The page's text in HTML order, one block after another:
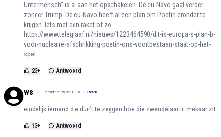
Untermensch" is al aan het opschakelen. De eu-Navo gaat verder
zonder Trump. De eu-Navo heeft al een plan om Poetin eronder te
krijgen. Iets met een raket of zo. . . . . . .
https://www.telegraaf.nl/nieuws/1223464590/dit-is-europa-s-plan-b-
voor-nucleaire-afschrikking-poetin-ons-voortbestaan-staat-op-het-
spel
23+ Antwoord
ws 02 maart 2025 om 11:05 + 15978
eindelijk iemand die durft te zeggen hoe die zwendelaar in mekaar zit
13+ Antwoord